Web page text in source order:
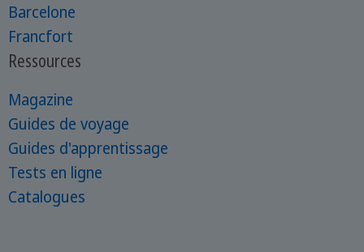
Barcelone
Francfort
Ressources
Magazine
Guides de voyage
Guides d'apprentissage
Tests en ligne
Catalogues